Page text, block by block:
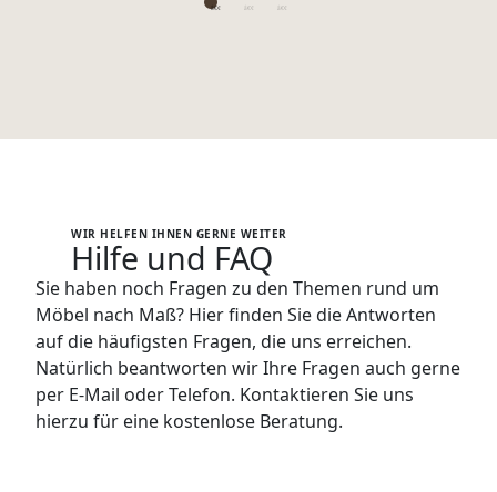
WIR HELFEN IHNEN GERNE WEITER
Hilfe und FAQ
Sie haben noch Fragen zu den Themen rund um
Möbel nach Maß? Hier finden Sie die Antworten
auf die häufigsten Fragen, die uns erreichen.
Natürlich beantworten wir Ihre Fragen auch gerne
per E-Mail oder Telefon. Kontaktieren Sie uns
hierzu für eine kostenlose Beratung.